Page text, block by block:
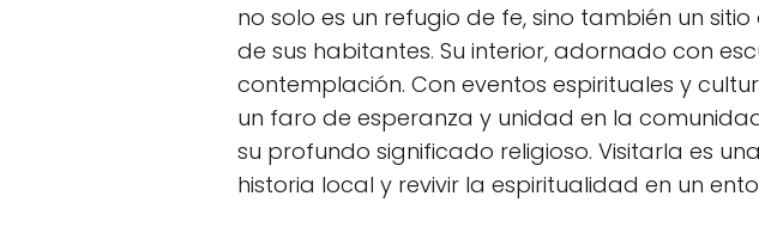
no solo es un refugio de fe, sino también un
de sus habitantes. Su interior, adornado con
contemplación. Con eventos espirituales y
un faro de esperanza y unidad en la
su profundo significado religioso. Visitarla es
historia local y revivir la espiritualidad en un